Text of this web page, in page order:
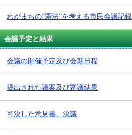
わがまちの“憲法”を考える市民会議記録
会議予定と結果
会議の開催予定及び会期日程
提出された議案及び審議結果
可決した意見書、決議